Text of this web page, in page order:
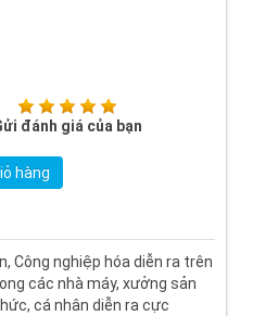
đánh giá của bạn
hàng
Công nghiệp hóa diễn ra trên
các nhà máy, xưởng sản
cá nhân diễn ra cực